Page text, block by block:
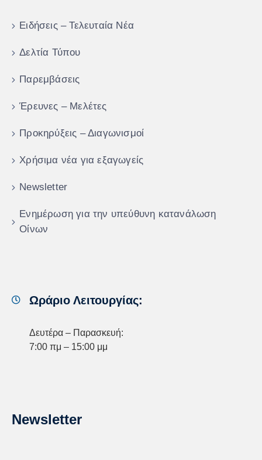
Ειδήσεις – Τελευταία Νέα
Δελτία Τύπου
Παρεμβάσεις
Έρευνες – Μελέτες
Προκηρύξεις – Διαγωνισμοί
Χρήσιμα νέα για εξαγωγείς
Newsletter
Ενημέρωση για την υπεύθυνη κατανάλωση
Οίνων
Ωράριο Λειτουργίας:
Δευτέρα – Παρασκευή:
7:00 πμ – 15:00 μμ
Newsletter